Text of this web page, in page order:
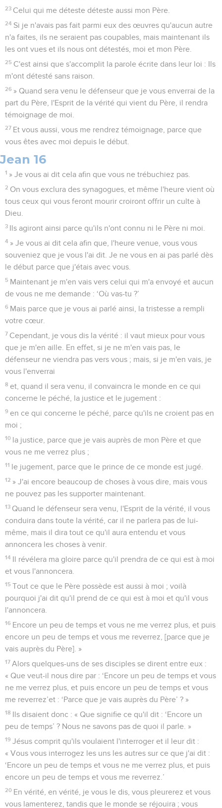
23 Celui qui me déteste déteste aussi mon Père.
24 Si je n'avais pas fait parmi eux des œuvres qu'aucun autre
n'a faites, ils ne seraient pas coupables, mais maintenant ils
les ont vues et ils nous ont détestés, moi et mon Père.
25 C'est ainsi que s'accomplit la parole écrite dans leur loi : Ils
m'ont détesté sans raison.
26 » Quand sera venu le défenseur que je vous enverrai de la
part du Père, l'Esprit de la vérité qui vient du Père, il rendra
témoignage de moi.
27 Et vous aussi, vous me rendrez témoignage, parce que
vous êtes avec moi depuis le début.
Jean 16
1 » Je vous ai dit cela afin que vous ne trébuchiez pas.
2 On vous exclura des synagogues, et même l'heure vient où
tous ceux qui vous feront mourir croiront offrir un culte à
Dieu.
3 Ils agiront ainsi parce qu'ils n'ont connu ni le Père ni moi.
4 » Je vous ai dit cela afin que, l'heure venue, vous vous
souveniez que je vous l'ai dit. Je ne vous en ai pas parlé dès
le début parce que j'étais avec vous.
5 Maintenant je m'en vais vers celui qui m'a envoyé et aucun
de vous ne me demande : ‘Où vas-tu ?’
6 Mais parce que je vous ai parlé ainsi, la tristesse a rempli
votre cœur.
7 Cependant, je vous dis la vérité : il vaut mieux pour vous
que je m'en aille. En effet, si je ne m'en vais pas, le
défenseur ne viendra pas vers vous ; mais, si je m'en vais, je
vous l'enverrai
8 et, quand il sera venu, il convaincra le monde en ce qui
concerne le péché, la justice et le jugement :
9 en ce qui concerne le péché, parce qu'ils ne croient pas en
moi ;
10 la justice, parce que je vais auprès de mon Père et que
vous ne me verrez plus ;
11 le jugement, parce que le prince de ce monde est jugé.
12 » J'ai encore beaucoup de choses à vous dire, mais vous
ne pouvez pas les supporter maintenant.
13 Quand le défenseur sera venu, l'Esprit de la vérité, il vous
conduira dans toute la vérité, car il ne parlera pas de lui-
même, mais il dira tout ce qu'il aura entendu et vous
annoncera les choses à venir.
14 Il révélera ma gloire parce qu'il prendra de ce qui est à moi
et vous l'annoncera.
15 Tout ce que le Père possède est aussi à moi ; voilà
pourquoi j'ai dit qu'il prend de ce qui est à moi et qu'il vous
l'annoncera.
16 Encore un peu de temps et vous ne me verrez plus, et puis
encore un peu de temps et vous me reverrez, [parce que je
vais auprès du Père]. »
17 Alors quelques-uns de ses disciples se dirent entre eux :
« Que veut-il nous dire par : ‘Encore un peu de temps et vous
ne me verrez plus, et puis encore un peu de temps et vous
me reverrez’et : ‘Parce que je vais auprès du Père’ ? »
18 Ils disaient donc : « Que signifie ce qu'il dit : ‘Encore un
peu de temps’ ? Nous ne savons pas de quoi il parle. »
19 Jésus comprit qu'ils voulaient l'interroger et il leur dit :
« Vous vous interrogez les uns les autres sur ce que j'ai dit :
‘Encore un peu de temps et vous ne me verrez plus, et puis
encore un peu de temps et vous me reverrez.’
20 En vérité, en vérité, je vous le dis, vous pleurerez et vous
vous lamenterez, tandis que le monde se réjouira ; vous